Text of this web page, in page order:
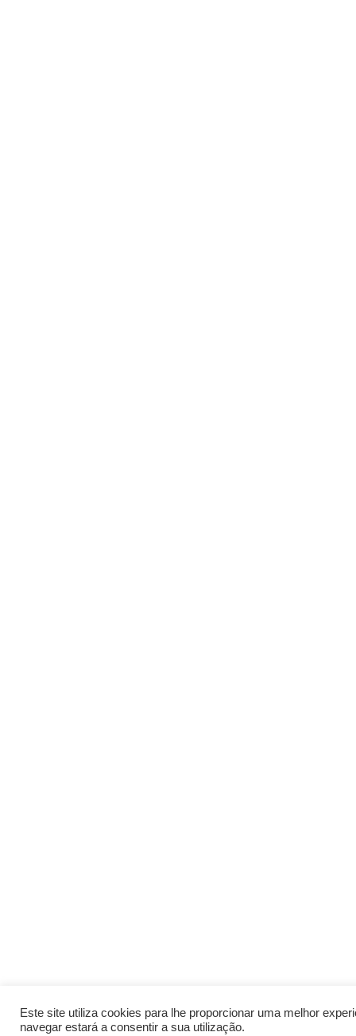
Este site utiliza cookies para lhe proporcionar uma melhor
navegar estará a consentir a sua utilização.